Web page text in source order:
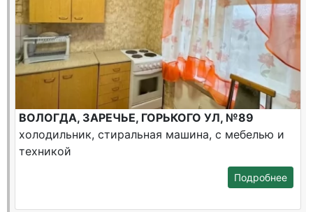
ВОЛОГДА, ЗАРЕЧЬЕ, ГОРЬКОГО УЛ, №89
холодильник, стиральная машина, с мебелью и
техникой
Подробнее